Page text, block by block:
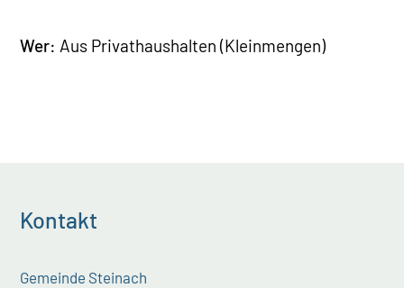
Wer: Aus Privathaushalten (Kleinmengen)
Kontakt
Gemeinde Steinach